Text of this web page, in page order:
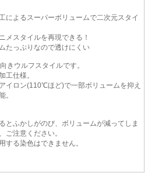
によるスーパーボリュームで二次元スタイ
メスタイルを再現できる！
たっぷりなので透けにくい
きウルフスタイルです。
工仕様。
イロン(110℃ほど)で一部ボリュームを抑え
。
とふかしがのび、ボリュームが減ってしま
ご注意ください。
する染色はできません。